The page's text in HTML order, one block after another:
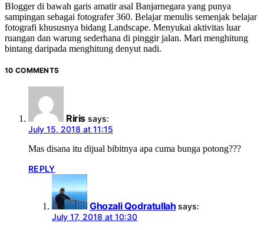
Blogger di bawah garis amatir asal Banjarnegara yang punya
sampingan sebagai fotografer 360. Belajar menulis semenjak belajar
fotografi khususnya bidang Landscape. Menyukai aktivitas luar
ruangan dan warung sederhana di pinggir jalan. Mari menghitung
bintang daripada menghitung denyut nadi.
10 COMMENTS
Riris says:
July 15, 2018 at 11:15
Mas disana itu dijual bibitnya apa cuma bunga potong???
REPLY
Ghozali Qodratullah says:
July 17, 2018 at 10:30